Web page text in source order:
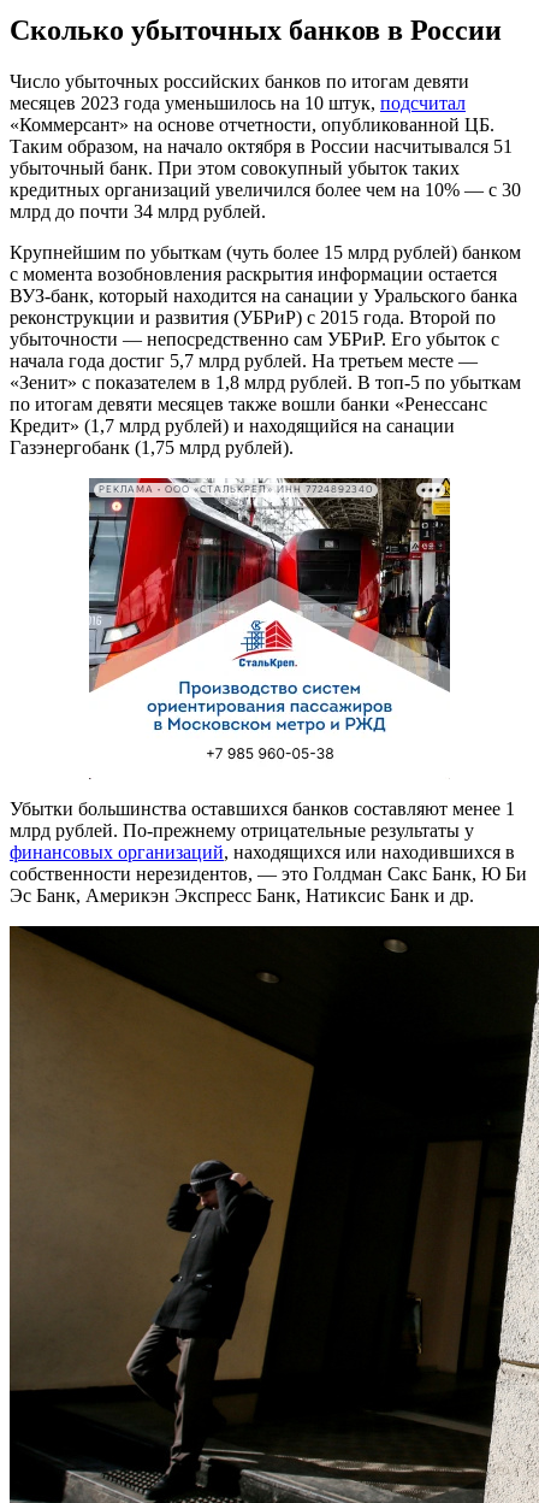
Сколько убыточных банков в России
Число убыточных российских банков по итогам девяти
месяцев 2023 года уменьшилось на 10 штук, подсчитал
«Коммерсант» на основе отчетности, опубликованной ЦБ.
Таким образом, на начало октября в России насчитывался 51
убыточный банк. При этом совокупный убыток таких
кредитных организаций увеличился более чем на 10% — с 30
млрд до почти 34 млрд рублей.
Крупнейшим по убыткам (чуть более 15 млрд рублей) банком
с момента возобновления раскрытия информации остается
ВУЗ-банк, который находится на санации у Уральского банка
реконструкции и развития (УБРиР) с 2015 года. Второй по
убыточности — непосредственно сам УБРиР. Его убыток с
начала года достиг 5,7 млрд рублей. На третьем месте —
«Зенит» с показателем в 1,8 млрд рублей. В топ-5 по убыткам
по итогам девяти месяцев также вошли банки «Ренессанс
Кредит» (1,7 млрд рублей) и находящийся на санации
Газэнергобанк (1,75 млрд рублей).
РЕКЛАМА • ООО «СТАЛЬКРЕП» ИНН 7724892340
Убытки большинства оставшихся банков составляют менее 1
млрд рублей. По-прежнему отрицательные результаты у
финансовых организаций, находящихся или находившихся в
собственности нерезидентов, — это Голдман Сакс Банк, Ю Би
Эс Банк, Америкэн Экспресс Банк, Натиксис Банк и др.